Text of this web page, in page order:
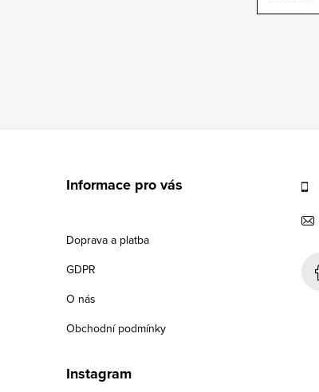
Informace pro vás
Doprava a platba
GDPR
O nás
Obchodní podmínky
Instagram